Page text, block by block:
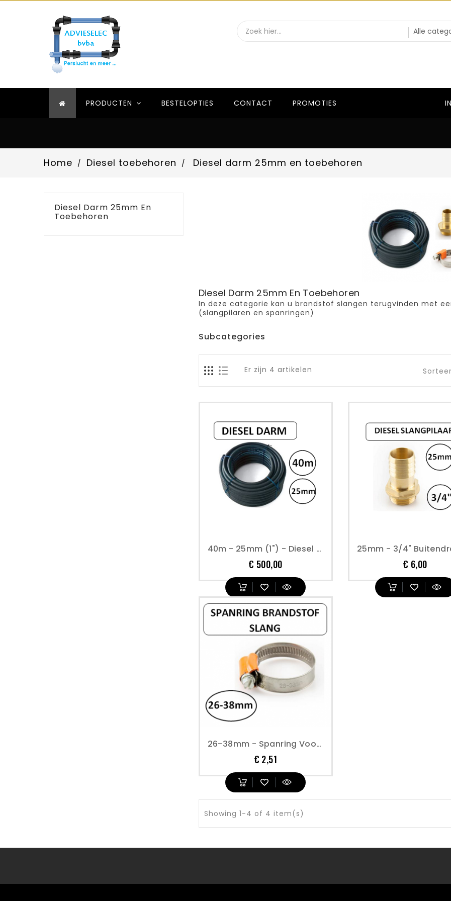
PRODUCTEN BESTELOPTIES CONTACT PROMOTIES
Home Diesel toebehoren Diesel darm 25mm en toebehoren
Diesel Darm 25mm En
Toebehoren
Diesel Darm 25mm En Toebehoren
In deze categorie kan u brandstof slangen terugvinden met
(slangpilaren en spanringen)
Subcategories
Er zijn 4 artikelen
40m - 25mm (1") - Diesel Darm
€ 500,00Prijs € 6,00Prijs
26-38mm - Spanring Voor Brandstof Slang
€ 2,51Prijs
Showing 1-4 of 4 item(s)